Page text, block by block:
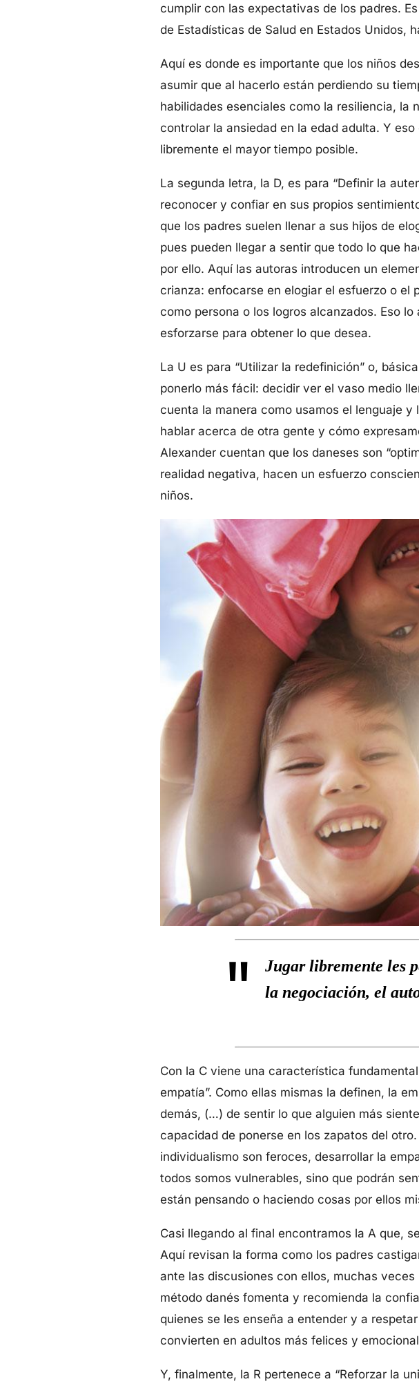
cumplir con las expectativas de los padres.
de Estadísticas de Salud en Estados Unidos,
Aquí es donde es importante que los niños
asumir que al hacerlo están perdiendo su
habilidades esenciales como la resiliencia, la
controlar la ansiedad en la edad adulta. Y
libremente el mayor tiempo posible.
La segunda letra, la D, es para “Definir la
reconocer y confiar en sus propios
que los padres suelen llenar a sus hijos de
pues pueden llegar a sentir que todo lo que
por ello. Aquí las autoras introducen un
crianza: enfocarse en elogiar el esfuerzo o el
como persona o los logros alcanzados. Eso
esforzarse para obtener lo que desea.
La U es para “Utilizar la redefinición” o,
ponerlo más fácil: decidir ver el vaso medio
cuenta la manera como usamos el lenguaje
hablar acerca de otra gente y cómo
Alexander cuentan que los daneses son
realidad negativa, hacen un esfuerzo
niños.
"
Jugar libremente les
la negociación, el
Con la C viene una característica
empatía”. Como ellas mismas la definen, la
demás, (…) de sentir lo que alguien más
capacidad de ponerse en los zapatos del
individualismo son feroces, desarrollar la
todos somos vulnerables, sino que podrán
están pensando o haciendo cosas por ellos
Casi llegando al final encontramos la A que,
Aquí revisan la forma como los padres
ante las discusiones con ellos, muchas
método danés fomenta y recomienda la
quienes se les enseña a entender y a
convierten en adultos más felices y
Y, finalmente, la R pertenece a “Reforzar la